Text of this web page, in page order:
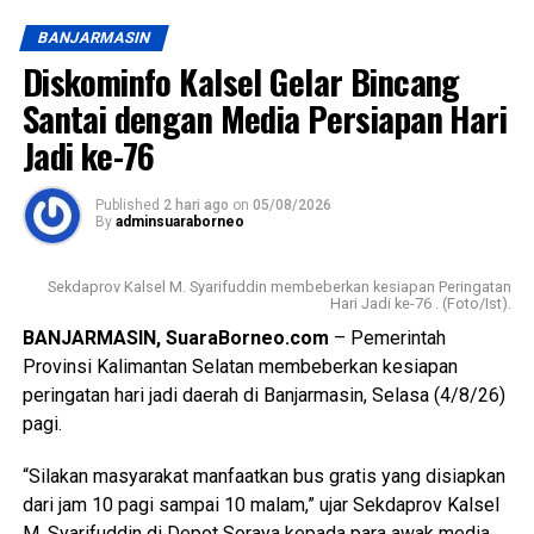
publik pemerintah, hingga pelaku Usaha Mikro, Kecil, dan
Menengah (UMKM) yang sangat bergantung pada
stabilitas pasokan listrik.
“Kami menerima banyak aduan dari masyarakat yang
merasa dirugikan dengan durasi dan frekuensi pemadaman
bergilir belakangan ini. Kehadiran kami disini adalah untuk
meminta penjelasan secara transparan dari pihak PLN UBP
Asam Asam terkait kendala yang terjadi di pembangkit,
sekaligus kepastian waktu kapan layanan ini dapat kembali
Menanggapi hal tersebut, Senior Manager PLN Indonesia
Power UBP Asam Asam, Fajar Pamujianto, menyampaikan
terima kasih atas kunjungan pengawasan dari Ombudsman
kondisi sistem kelistrikan saat ini. Fajar memaparkan
bahwa pemadaman terpaksa dilakukan karena sistem
kelistrikan sedang mengalami defisit pasokan. Hal ini
BANJARMASIN
Diskominfo Kalsel Gelar Bincang
Santai dengan Media Persiapan Hari
Jadi ke-76
Published 2 hari ago on 05/08/2026
By adminsuaraborneo
Sekdaprov Kalsel M. Syarifuddin membeberkan kesiapan Peringatan
Hari Jadi ke-76 . (Foto/Ist).
BANJARMASIN, SuaraBorneo.com – Pemerintah
Provinsi Kalimantan Selatan membeberkan kesiapan
peringatan hari jadi daerah di Banjarmasin, Selasa (4/8/26)
pagi.
“Silakan masyarakat manfaatkan bus gratis yang disiapkan
dari jam 10 pagi sampai 10 malam,” ujar Sekdaprov Kalsel